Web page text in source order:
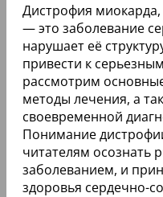
Дистрофия
— это заболевание
нарушает её
привести к
рассмотрим
методы лечения, а
своевременной
Понимание
читателям осознать
заболеванием, и
здоровья сердечно-